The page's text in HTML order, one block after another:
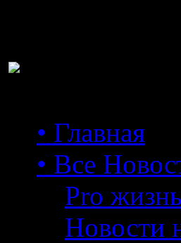
• Главная
• Все
Pro жизнь
Новости